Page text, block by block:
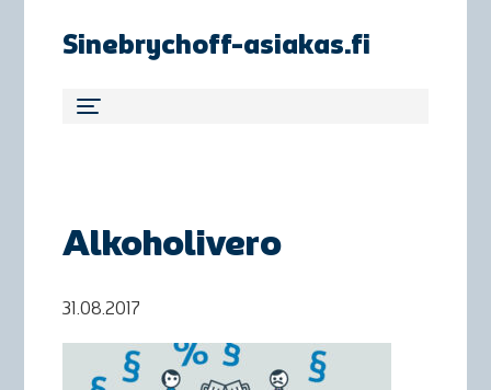
Sinebrychoff-asiakas.fi
Alkoholivero
31.08.2017